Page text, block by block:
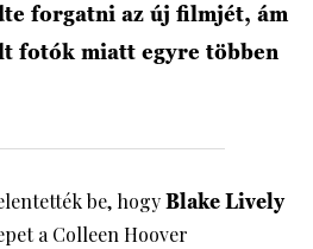
forgatni az új filmjét, ám
fotók miatt egyre többen
be, hogyBlake Lively
a Colleen Hoover